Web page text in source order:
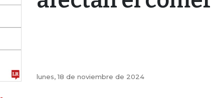
lunes, 18 de noviembre de 2024